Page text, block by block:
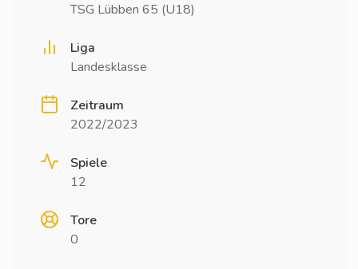
TSG Lübben 65 (U18)
Liga
Landesklasse
Zeitraum
2022/2023
Spiele
12
Tore
0